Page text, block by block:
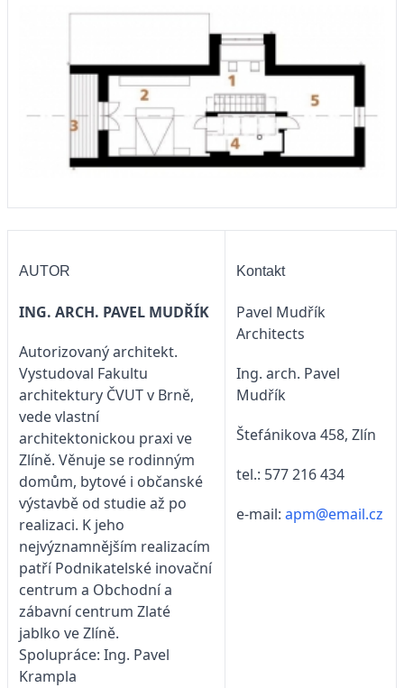
AUTOR
ING. ARCH. PAVEL MUDŘÍK
Autorizovaný architekt.
Vystudoval Fakultu
architektury ČVUT v Brně,
vede vlastní
architektonickou praxi ve
Zlíně. Věnuje se rodinným
domům, bytové i občanské
výstavbě od studie až po
realizaci. K jeho
nejvýznamnějším realizacím
patří Podnikatelské inovační
centrum a Obchodní a
zábavní centrum Zlaté
jablko ve Zlíně.
Spolupráce: Ing. Pavel
Krampla
Kontakt
Pavel Mudřík
Architects
Ing. arch. Pavel
Mudřík
Štefánikova 458, Zlín
tel.: 577 216 434
e-mail: apm@email.cz